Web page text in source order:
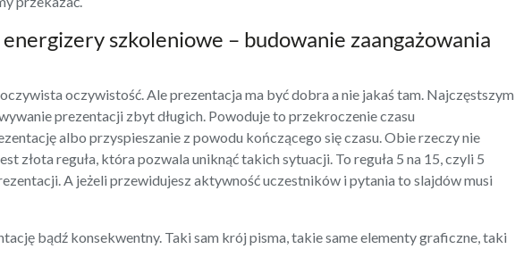
energizery szkoleniowe – budowanie zaangażowania
oczywistość. Ale prezentacja ma być dobra a nie jakaś tam. Najczęstszym
prezentacji zbyt długich. Powoduje to przekroczenie czasu
albo przyspieszanie z powodu kończącego się czasu. Obie rzeczy nie
złota reguła, która pozwala uniknąć takich sytuacji. To reguła 5 na 15, czyli 5
A jeżeli przewidujesz aktywność uczestników i pytania to slajdów musi
bądź konsekwentny. Taki sam krój pisma, takie same elementy graficzne, taki